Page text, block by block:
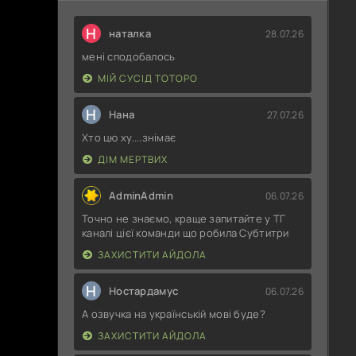
Н наталка 28.07.26
мені сподобалось
МІЙ СУСІД ТОТОРО
Н Нана 27.07.26
Хто цю ху....знімає
ДІМ МЕРТВИХ
AdminAdmin 06.07.26
Точно не знаємо, краще запитайте у ТГ
каналі цієї команди що робила Субтитри
ЗАХИСТИТИ АЙДОЛА
Н Ностардамус 06.07.26
А озвучка на українській мові буде?
ЗАХИСТИТИ АЙДОЛА